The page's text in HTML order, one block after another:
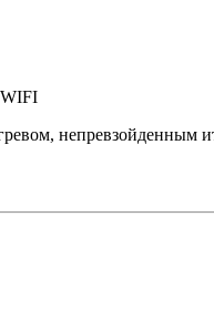
непревзойденным